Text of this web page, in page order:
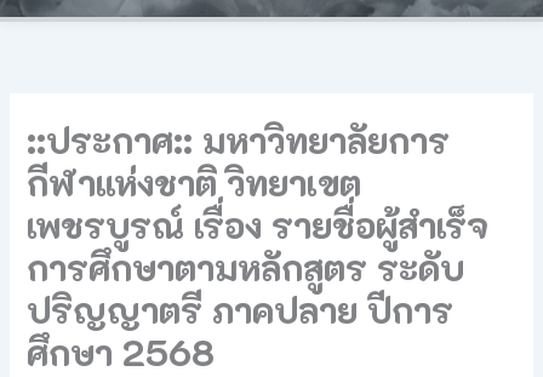
::ประกาศ:: มหาวิทยาลัยการ
กีฬาแห่งชาติ วิทยาเขต
เพชรบูรณ์ เรื่อง รายชื่อผู้สำเร็จ
การศึกษาตามหลักสูตร ระดับ
ปริญญาตรี ภาคปลาย ปีการ
ศึกษา 2568